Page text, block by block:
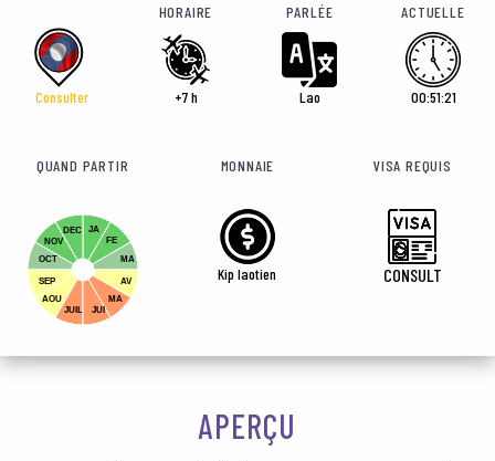
Consulter
HORAIRE
+7 h
PARLÉE
Lao
ACTUELLE
00:51:23
QUAND PARTIR
JA
FE
MA
AV
MA
DEC
NOV
OCT
SEP
AOU
JUIL
JUI
MONNAIE
Kip laotien
VISA REQUIS
CONSULT
APERÇU